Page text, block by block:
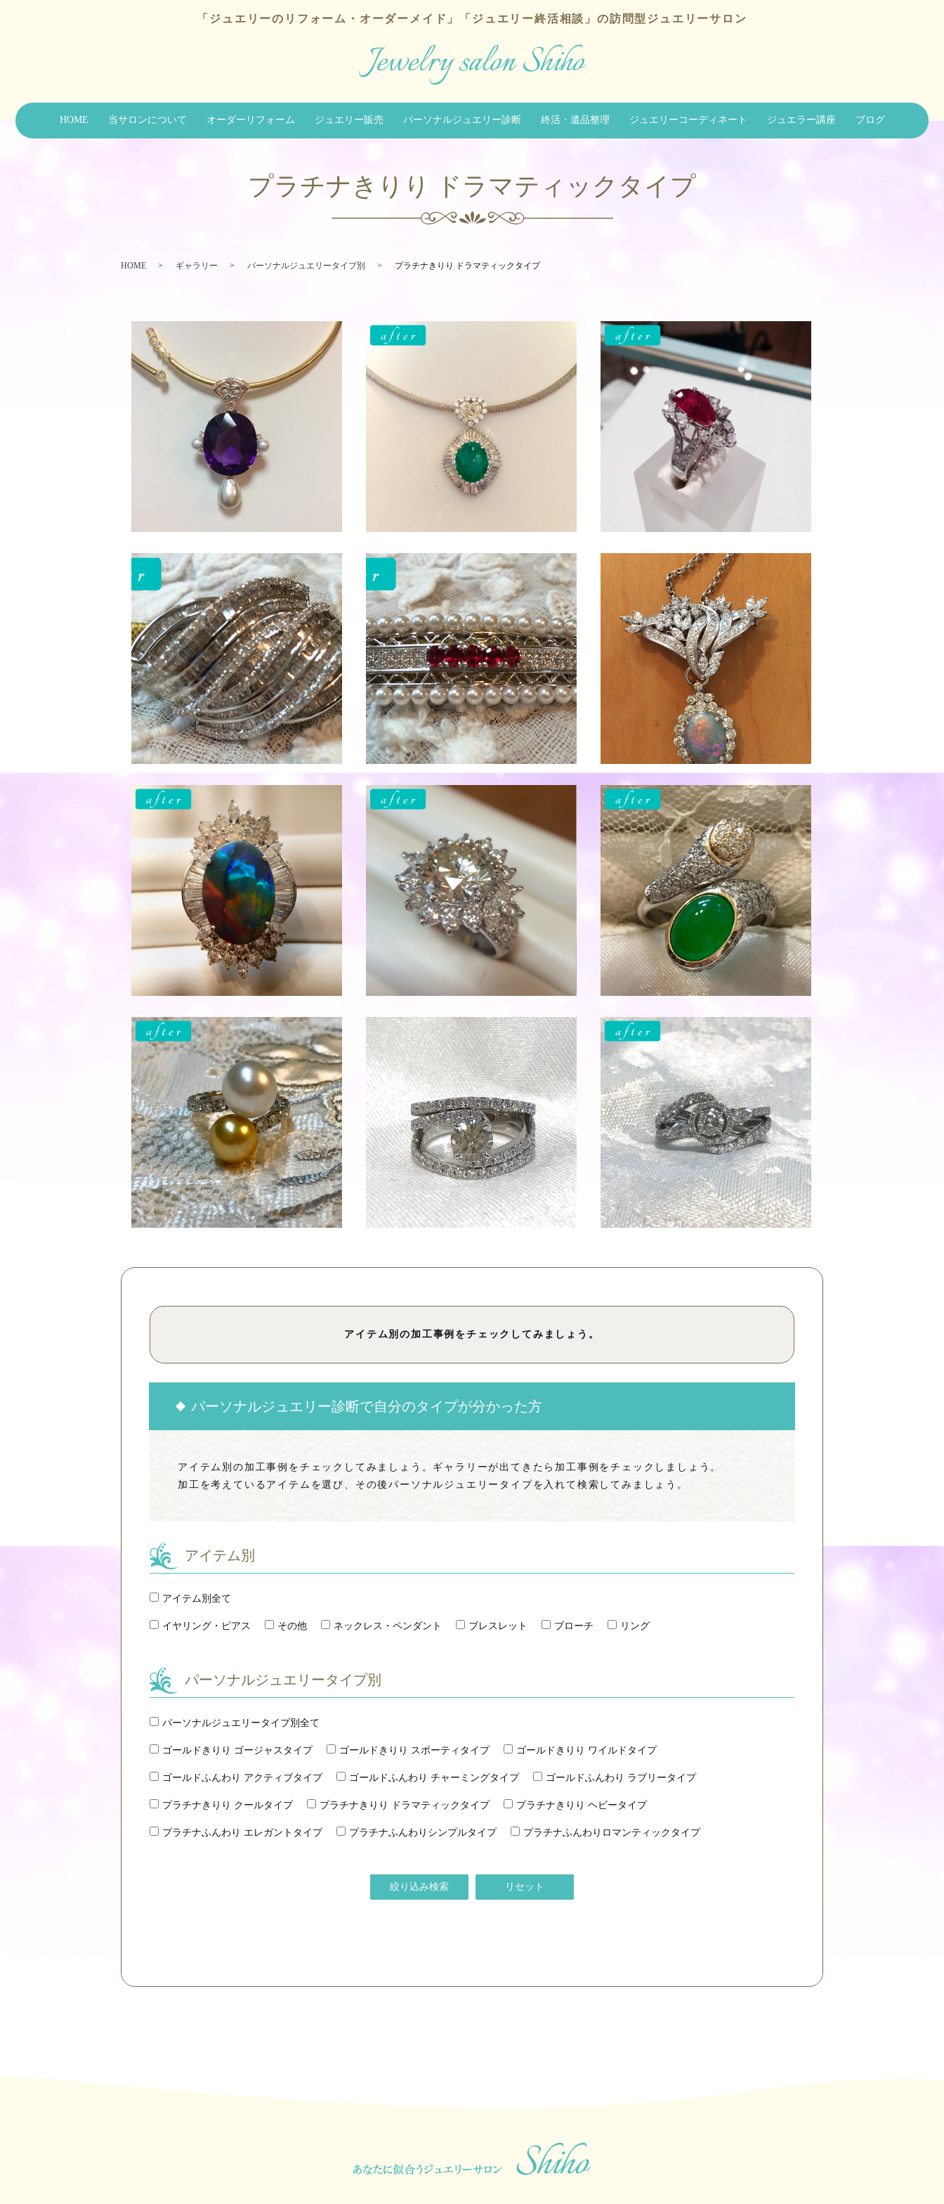
「ジュエリーのリフォーム・オーダーメイド」 「ジュエリー終活相談」の訪問型ジュエリーサロン
HOME 当サロンについて オーダーリフォーム ジュエリー販売 パーソナルジュエリー診断 終活・遺品整理 ジュエリーコーディネート ジュエラー講座 ブログ
プラチナきりり ドラマティックタイプ
HOME ギャラリー パーソナルジュエリータイプ別 プラチナきりり ドラマティックタイプ
アイテム別の加工事例をチェックしてみましょう。
パーソナルジュエリー診断で自分のタイプが分かった方
アイテム別の加工事例をチェックしてみましょう。ギャラリーが出てきたら加工事例をチェックしましょう。
加工を考えているアイテムを選び、その後パーソナルジュエリータイプを入れて検索してみましょう。
アイテム別
アイテム別全て
イヤリング・ピアス その他 ネックレス・ペンダント ブレスレット ブローチ リング
パーソナルジュエリータイプ別
パーソナルジュエリータイプ別全て
ゴールドきりり ゴージャスタイプ ゴールドきりり スポーティタイプ ゴールドきりり ワイルドタイプ
ゴールドふんわり アクティブタイプ ゴールドふんわり チャーミングタイプ ゴールドふんわり ラブリータイプ
プラチナきりり クールタイプ プラチナきりり ドラマティックタイプ プラチナきりり ヘビータイプ
プラチナふんわり エレガントタイプ プラチナふんわりシンプルタイプ プラチナふんわりロマンティックタイプ
絞り込み検索